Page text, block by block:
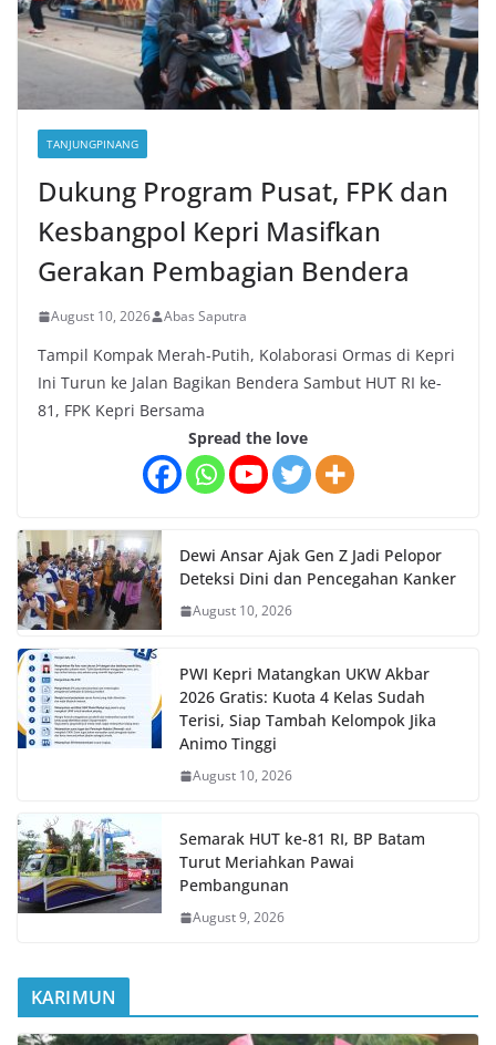
TANJUNGPINANG
Dukung Program Pusat, FPK dan
Kesbangpol Kepri Masifkan
Gerakan Pembagian Bendera
August 10, 2026 Abas Saputra
Tampil Kompak Merah-Putih, Kolaborasi Ormas di Kepri
Ini Turun ke Jalan Bagikan Bendera Sambut HUT RI ke-
81, FPK Kepri Bersama
Spread the love
Dewi Ansar Ajak Gen Z Jadi Pelopor
Deteksi Dini dan Pencegahan Kanker
August 10, 2026
PWI Kepri Matangkan UKW Akbar
2026 Gratis: Kuota 4 Kelas Sudah
Terisi, Siap Tambah Kelompok Jika
Animo Tinggi
August 10, 2026
Semarak HUT ke-81 RI, BP Batam
Turut Meriahkan Pawai
Pembangunan
August 9, 2026
KARIMUN